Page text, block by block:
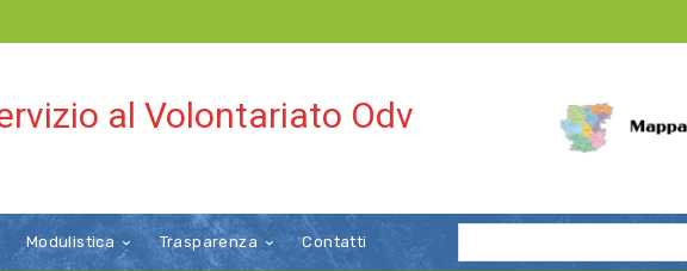
al Volontariato Odv
Modulistica Trasparenza Contatti